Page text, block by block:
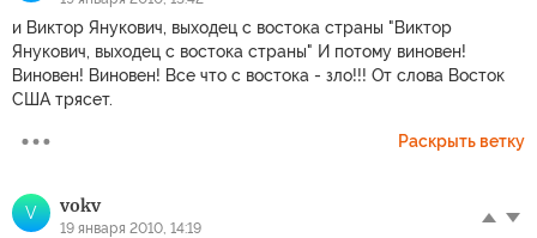
и Виктор Янукович, выходец с востока страны "Виктор
Янукович, выходец с востока страны" И потому виновен!
Виновен! Виновен! Все что с востока - зло!!! От слова Восток
США трясет.
Раскрыть ветку
V vokv
19 января 2010, 14:19